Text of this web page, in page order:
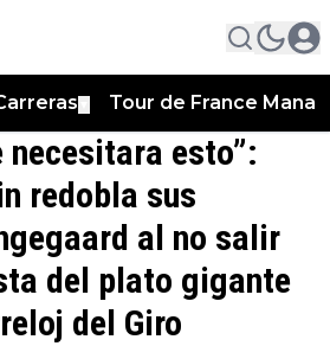
Tour de France
necesitara esto”:
redobla sus
al no salir
del plato gigante
del Giro